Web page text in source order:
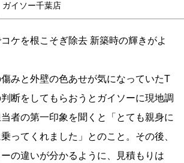
ガイソー千葉店
ケを根こそぎ除去 新築時の輝きがよ
みと外壁の色あせが気になっていたT
断をしてもらおうとガイソーに現地調
者の第一印象を聞くと「とても親身に
ってくれました」とのこと。その後、
の違いが分かるように、見積もりは